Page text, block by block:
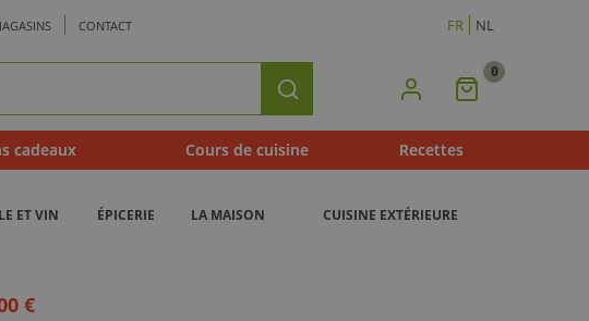
CONTACT FR NL
Rechercher Mon
0
cadeaux Cours de cuisine Recettes
ET VIN ÉPICERIE LA MAISON CUISINE EXTÉRIEURE
€